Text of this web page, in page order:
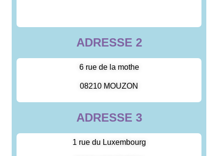
ADRESSE 2
6 rue de la mothe
08210 MOUZON
ADRESSE 3
1 rue du Luxembourg